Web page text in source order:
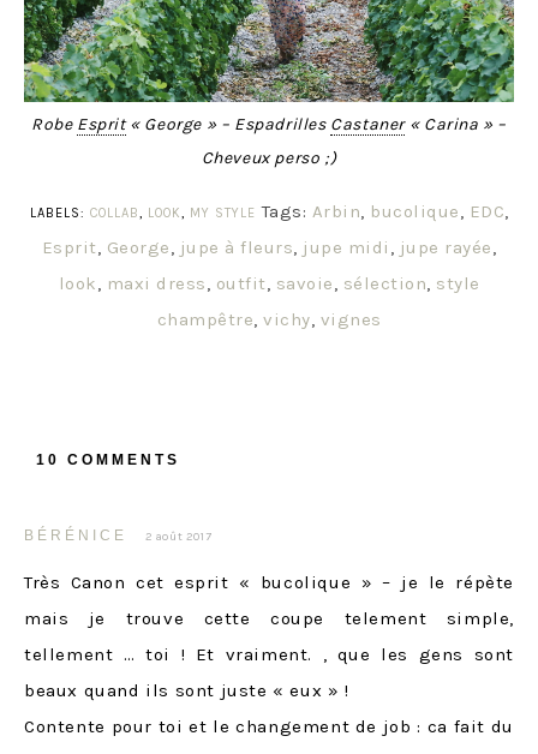
Robe Esprit« George » – Espadrilles Castaner« Carina » –
Cheveux perso ;)
LABELS: COLLAB, LOOK, MY STYLE Tags: Arbin, bucolique, EDC,
Esprit, George, jupe à fleurs, jupe midi , jupe rayée,
look, maxi dress, outfit, savoie, sélection, style
champêtre, vichy, vignes
10 COMMENTS
BÉRÉNICE 2 août 2017
Très Canon cet esprit « bucolique » – je le répète
mais je trouve cette coupe telement simple,
tellement … toi ! Et vraiment. , que les gens sont
beaux quand ils sont juste « eux » !
Contente pour toi et le changement de job : ca fait du